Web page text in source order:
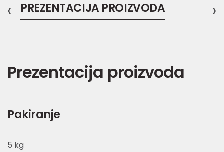
PREZENTACIJA PROIZVODA
‹ ›
Prezentacija proizvoda
Pakiranje
5 kg